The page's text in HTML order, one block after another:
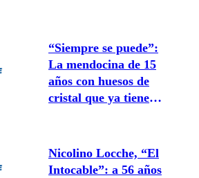
“Siempre se puede”:
La mendocina de 15
años con huesos de
cristal que ya tiene
Nicolino Locche, “El
Intocable”: a 56 años